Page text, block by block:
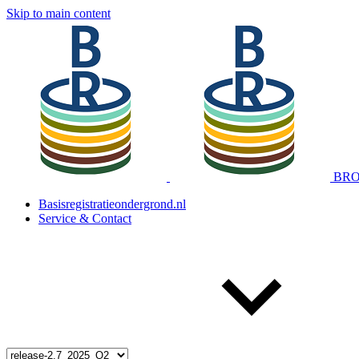
Skip to main content
Basisregistratieondergrond.nl
Service & Contact